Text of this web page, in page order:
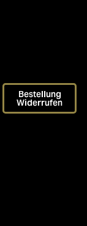
Bestellung
Widerrufen